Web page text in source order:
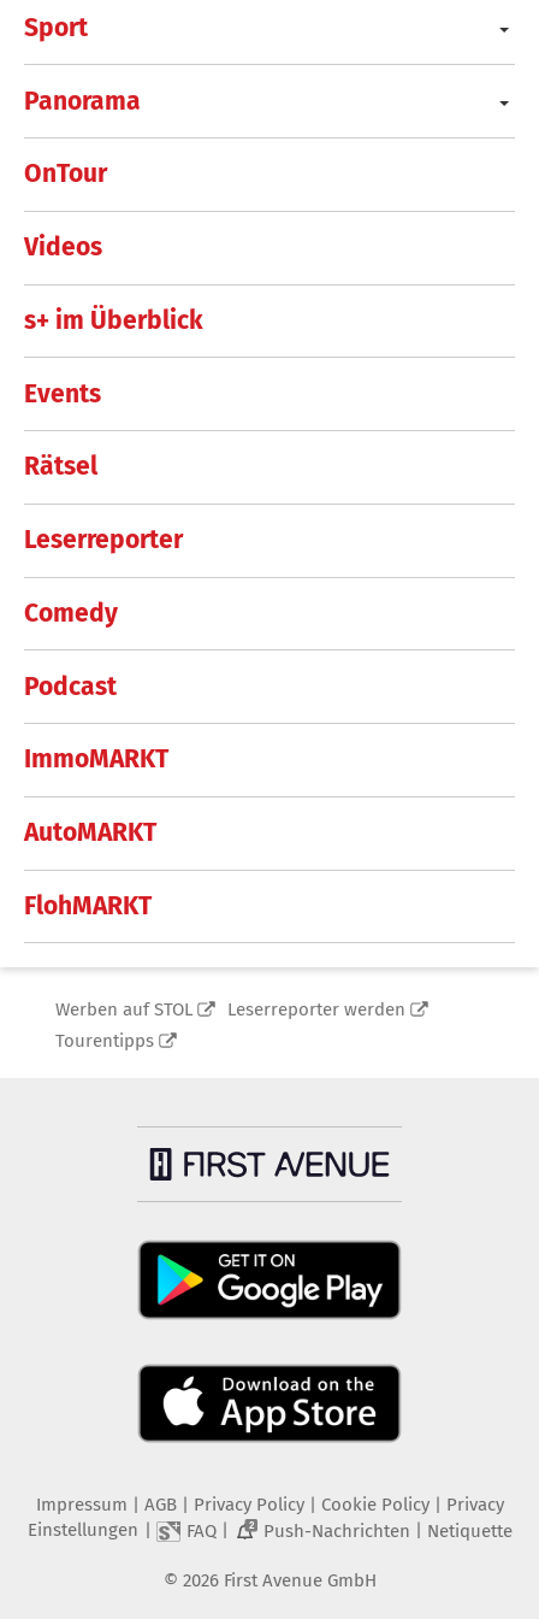
Sport
Panorama
OnTour
Videos
s+ im Überblick
Events
Rätsel
Leserreporter
Comedy
Podcast
ImmoMARKT
AutoMARKT
FlohMARKT
Werben auf STOL
Leserreporter werden
Tourentipps
Impressum AGB Privacy Policy| Cookie Policy| Privacy
Einstellungen
FAQ| 2 Push-Nachrichten Netiquette
© 2026 First Avenue GmbH